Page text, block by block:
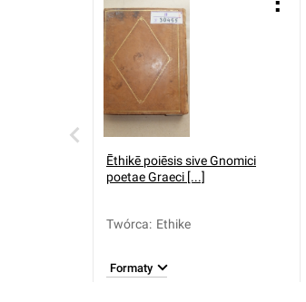
Ēthikē poiēsis sive Gnomici
poetae Graeci [...]
Twórca: Ethike
Formaty